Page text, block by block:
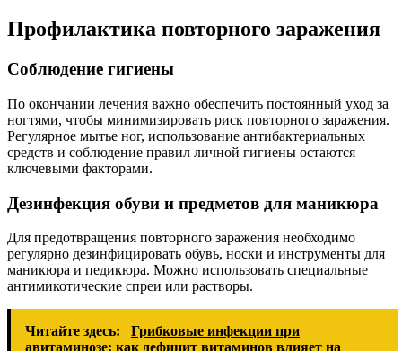
Профилактика повторного заражения
Соблюдение гигиены
По окончании лечения важно обеспечить постоянный уход за
ногтями, чтобы минимизировать риск повторного заражения.
Регулярное мытье ног, использование антибактериальных
средств и соблюдение правил личной гигиены остаются
ключевыми факторами.
Дезинфекция обуви и предметов для маникюра
Для предотвращения повторного заражения необходимо
регулярно дезинфицировать обувь, носки и инструменты для
маникюра и педикюра. Можно использовать специальные
антимикотические спреи или растворы.
Читайте здесь:
Грибковые инфекции при
авитаминозе: как дефицит витаминов влияет на